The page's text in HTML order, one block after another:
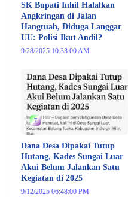
SK Bupati Inhil Halalkan
Angkringan di Jalan
Hangtuah, Diduga Langgar
UU: Polisi Ikut Andil?
9/28/2025 10:33:00 AM
7
Dana Desa Dipakai Tutup
Hutang, Kades Sungai Luar
Akui Belum Jalankan Satu
Kegiatan di 2025
9/12/2025 06:48:00 PM